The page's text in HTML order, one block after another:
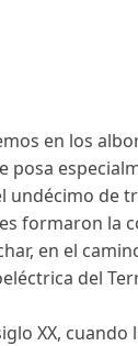
en los
posa
de
formaron la
en el
del
XX,